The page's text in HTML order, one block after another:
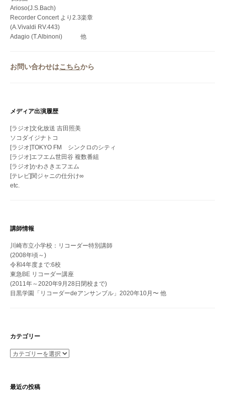
Arioso(J.S.Bach)
Recorder Concert より2.3楽章
(A.Vivaldi RV.443)
Adagio (T.Albinoni) 他
お問い合わせはこちらから
メディア出演履歴
[ラジオ]文化放送 吉田照美
ソコダイジナトコ
[ラジオ]TOKYO FM シンクロのシティ
[ラジオ]エフエム世田谷 複数番組
[ラジオ]かわさきエフエム
[テレビ]関ジャニの仕分け∞
etc.
講師情報
川崎市立小学校：リコーダー特別講師
(2008年頃～)
令和4年度まで:6校
東急BE リコーダー講座
(2011年～2020年9月28日閉校まで)
目黒学園「リコーダーdeアンサンブル」2020年10月〜 他
カテゴリー
カ
ー
最近の投稿